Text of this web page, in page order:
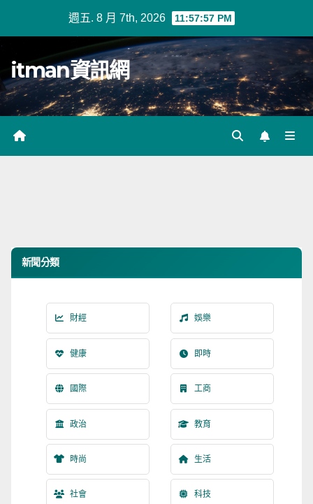
週五. 8 月 7th, 2026 11:57:58 PM
itman資訊網
新聞分類
財經 娛樂
健康 即時
國際 工商
政治 教育
時尚 生活
社會 科技